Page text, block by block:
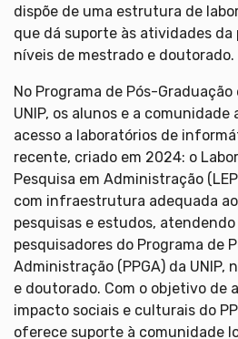
dispõe de uma estrutura de
que dá suporte às atividades
níveis de mestrado e doutorado.
No Programa de Pós-
UNIP, os alunos e a
acesso a laboratórios de
recente, criado em 2024: o
Pesquisa em Administração
com infraestrutura adequada
pesquisas e estudos,
pesquisadores do Programa de
Administração (PPGA) da UNIP,
e doutorado. Com o objetivo de
impacto sociais e culturais do
oferece suporte à comunidade